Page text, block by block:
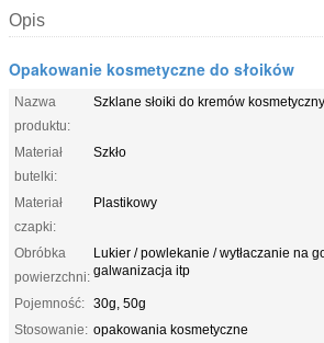
Opis
Opakowanie kosmetyczne do słoików
Nazwa
produktu:
Szklane słoiki do kremów
Materiał
butelki:
Szkło
Materiał
czapki:
Plastikowy
Obróbka
powierzchni:
Lukier / powlekanie / wytłaczanie na
galwanizacja itp
Pojemność: 30g, 50g
Stosowanie: opakowania kosmetyczne